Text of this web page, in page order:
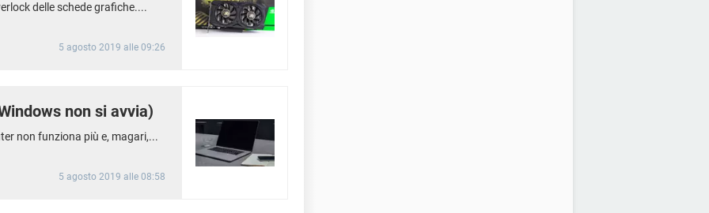
delle schede grafiche....
5 agosto 2019 alle 09:26
non si avvia)
non funziona più e, magari,...
5 agosto 2019 alle 08:58